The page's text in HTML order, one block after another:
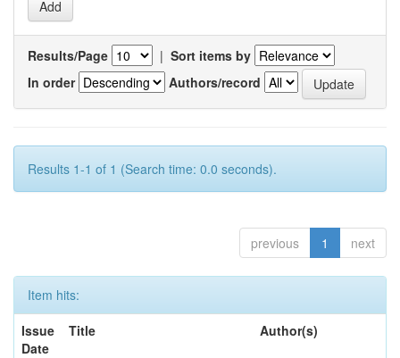
Results/Page | Sort items by
In order
Authors/record
Results 1-1 of 1 (Search time: 0.0 seconds).
previous 1 next
Item hits:
Issue
Date
Title Author(s)